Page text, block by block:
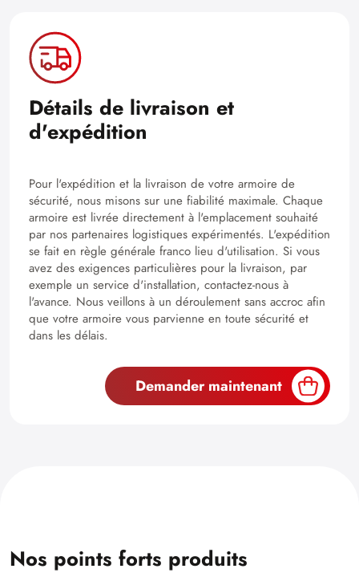
Détails de livraison et
d'expédition
Pour l'expédition et la livraison de votre armoire de
sécurité, nous misons sur une fiabilité maximale. Chaque
armoire est livrée directement à l'emplacement souhaité
par nos partenaires logistiques expérimentés. L'expédition
se fait en règle générale franco lieu d'utilisation. Si vous
avez des exigences particulières pour la livraison, par
exemple un service d'installation, contactez-nous à
l'avance. Nous veillons à un déroulement sans accroc afin
que votre armoire vous parvienne en toute sécurité et
dans les délais.
Demander maintenant
Nos points forts produits